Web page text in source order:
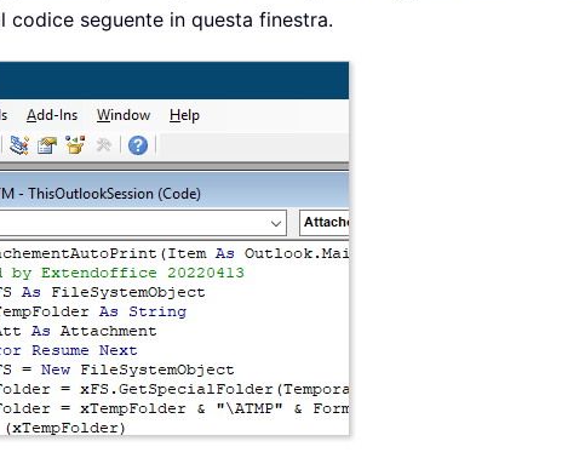
codice seguente in questa finestra.